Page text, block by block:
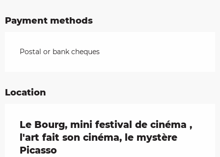
Payment methods
Postal or bank cheques
Location
Le Bourg, mini festival de cinéma ,
l'art fait son cinéma, le mystère
Picasso